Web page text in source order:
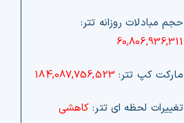
حجم مبادلات روزانه تتر:
60,806,936,311
مارکت کپ تتر: 184,087,756,523
تغییرات لحظه ای تتر: کاهشی